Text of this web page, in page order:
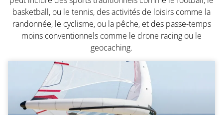
basketball, ou le tennis, des activités de loisirs comme la
randonnée, le cyclisme, ou la pêche, et des passe-temps
moins conventionnels comme le drone racing ou le
geocaching.